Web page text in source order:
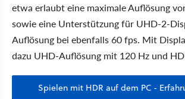
etwa erlaubt eine maximale Auflösung
sowie eine Unterstützung für UHD-2-
Auflösung bei ebenfalls 60 fps. Mit
dazu UHD-Auflösung mit 120 Hz und
Spielen mit HDR auf dem PC -